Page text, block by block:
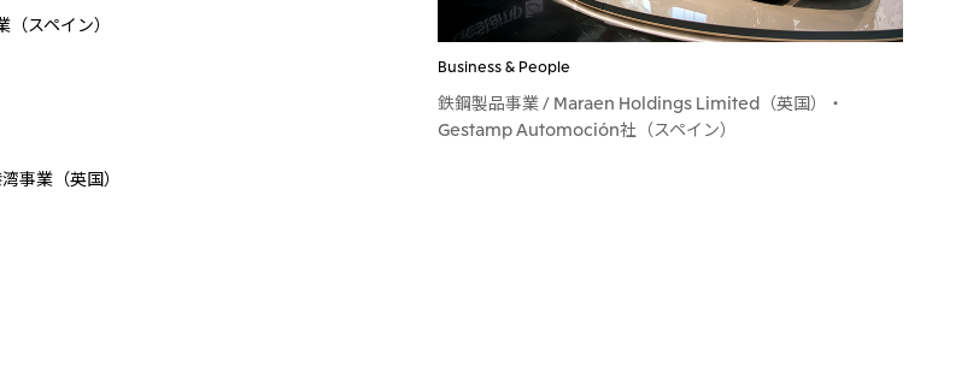
スペイン）
事業（英国）
Business & People
鉄鋼製品事業 / Maraen Holdings Limited（英国）・
Gestamp Automoción社（スペイン）